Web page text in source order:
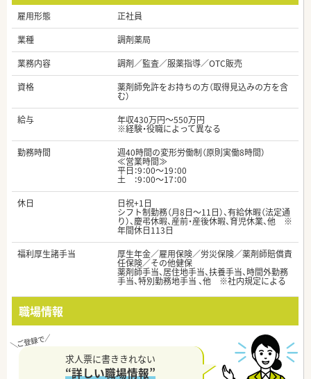
雇用形態
正社員
業種
調剤薬局
業務内容
調剤／監査／服薬指導／OTC販売
資格
薬剤師免許をお持ちの方（取得見込みの方を含
む）
給与
年収430万円～550万円
※経験・役職によって異なる
勤務時間
週40時間の変形労働制（原則実働8時間）
≪営業時間≫
平日：9：00～19：00
土 ：9：00～17：00
休日
日祝+1日
シフト制勤務（月8日～11日）、有給休暇（法定通
り）、慶弔休暇、産前・産後休暇、育児休業、他 ※
年間休日113日
福利厚生諸手当
厚生年金／雇用保険／労災保険／薬剤師賠償責
任保険／その他健保
薬剤師手当、居住地手当、扶養手当、時間外勤務
手当、特別勤務地手当 、他 ※社内規定による
職場情報
求人票に書ききれない
“詳しい職場情報”